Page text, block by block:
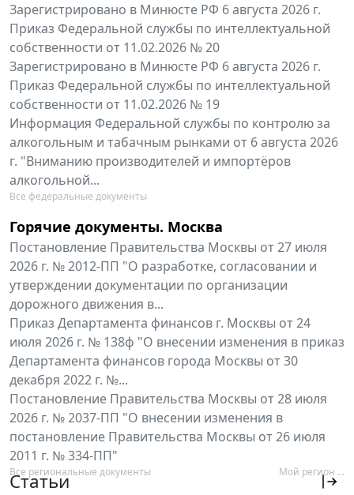
Зарегистрировано в Минюсте РФ 6 августа 2026 г.
Приказ Федеральной службы по интеллектуальной
собственности от 11.02.2026 № 20
Зарегистрировано в Минюсте РФ 6 августа 2026 г.
Приказ Федеральной службы по интеллектуальной
собственности от 11.02.2026 № 19
Информация Федеральной службы по контролю за
алкогольным и табачным рынками от 6 августа 2026
г. "Вниманию производителей и импортёров
алкогольной...
Все федеральные документы
Горячие документы. Москва
Постановление Правительства Москвы от 27 июля
2026 г. № 2012-ПП "О разработке, согласовании и
утверждении документации по организации
дорожного движения в...
Приказ Департамента финансов г. Москвы от 24
июля 2026 г. № 138ф "О внесении изменения в приказ
Департамента финансов города Москвы от 30
декабря 2022 г. №...
Постановление Правительства Москвы от 28 июля
2026 г. № 2037-ПП "О внесении изменения в
постановление Правительства Москвы от 26 июля
2011 г. № 334-ПП"
Все региональные документы Мой регион ...
Статьи